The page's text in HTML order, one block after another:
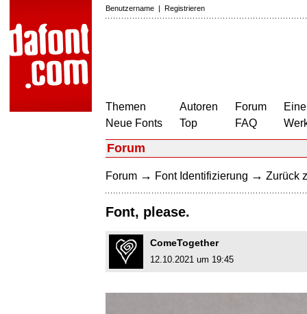
Benutzername | Registrieren
Themen
Neue Fonts
Autoren
Top
Forum
FAQ
Forum
Forum → Font Identifizierung → Zurück
Font, please.
ComeTogether
12.10.2021 um 19:45